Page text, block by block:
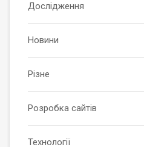
Дослідження
Новини
Різне
Розробка сайтів
Технології